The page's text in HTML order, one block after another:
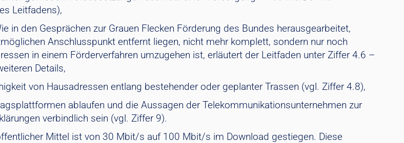
Leitfadens),
in den Gesprächen zur Grauen Flecken Förderung des Bundes herausgearbeitet,
Anschlusspunkt entfernt liegen, nicht mehr komplett, sondern nur noch
in einem Förderverfahren umzugehen ist, erläutert der Leitfaden unter Ziffer 4.6 –
Details,
von Hausadressen entlang bestehender oder geplanter Trassen (vgl. Ziffer 4.8),
ablaufen und die Aussagen der Telekommunikationsunternehmen zur
verbindlich sein (vgl. Ziffer 9).
Mittel ist von 30 Mbit/s auf 100 Mbit/s im Download gestiegen. Diese